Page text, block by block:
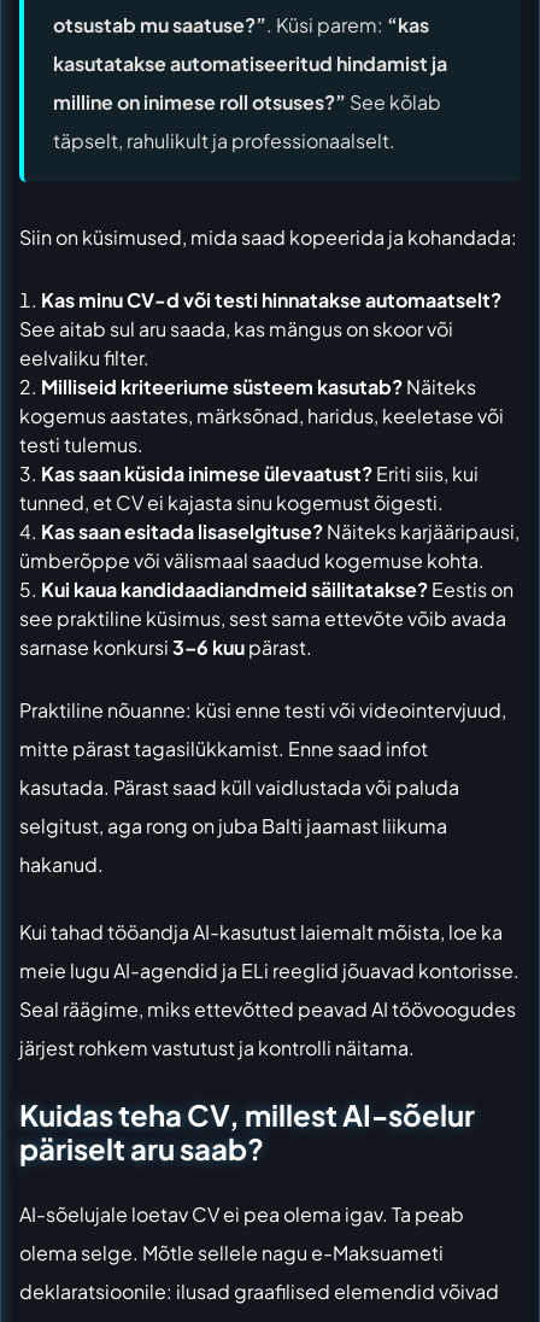
otsustab mu saatuse?”. Küsi parem: “kas
kasutatakse automatiseeritud hindamist ja
milline on inimese roll otsuses?” See kõlab
täpselt, rahulikult ja professionaalselt.
Siin on küsimused, mida saad kopeerida ja kohandada:
Kas minu CV-d või testi hinnatakse automaatselt?
See aitab sul aru saada, kas mängus on skoor või
eelvaliku filter.
Milliseid kriteeriume süsteem kasutab?Näiteks
kogemus aastates, märksõnad, haridus, keeletase või
testi tulemus.
Kas saan küsida inimese ülevaatust?Eriti siis, kui
tunned, et CV ei kajasta sinu kogemust õigesti.
Kas saan esitada lisaselgituse?Näiteks karjääripausi,
ümberõppe või välismaal saadud kogemuse kohta.
Kui kaua kandidaadiandmeid säilitatakse?Eestis on
see praktiline küsimus, sest sama ettevõte võib avada
sarnase konkursi3–6 kuupärast.
Praktiline nõuanne: küsi enne testi või videointervjuud,
mitte pärast tagasilükkamist. Enne saad infot
kasutada. Pärast saad küll vaidlustada või paluda
selgitust, aga rong on juba Balti jaamast liikuma
hakanud.
Kui tahad tööandja AI-kasutust laiemalt mõista, loe ka
meie luguAI-agendid ja ELi reeglid jõuavad kontorisse.
Seal räägime, miks ettevõtted peavad AI töövoogudes
järjest rohkem vastutust ja kontrolli näitama.
Kuidas teha CV, millest AI-sõelur
päriselt aru saab?
AI-sõelujale loetav CV ei pea olema igav. Ta peab
olema selge. Mõtle sellele nagu e-Maksuameti
deklaratsioonile: ilusad graafilised elemendid võivad